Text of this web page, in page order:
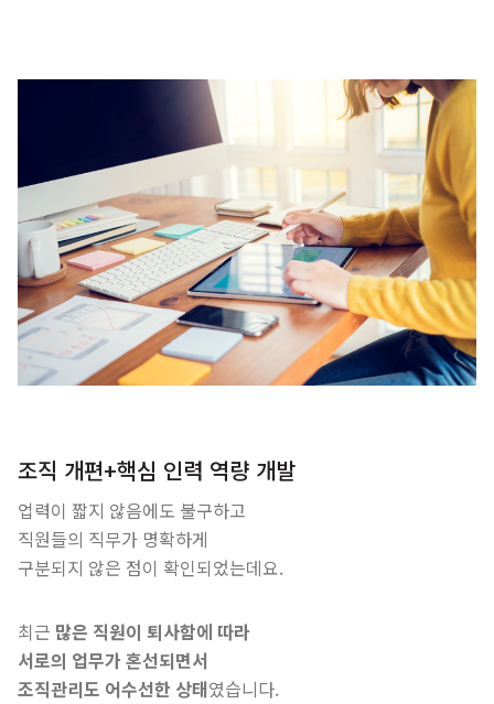
조직 개편+핵심 인력 역량 개발
업력이 짧지 않음에도 불구하고
직원들의 직무가 명확하게
구분되지 않은 점이 확인되었는데요.
최근 많은 직원이 퇴사함에 따라
서로의 업무가 혼선되면서
조직관리도 어수선한 상태였습니다.